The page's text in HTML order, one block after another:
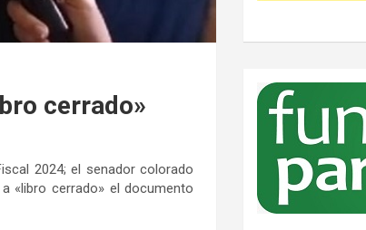
cerrado»
2024; el senador colorado
«libro cerrado» el documento